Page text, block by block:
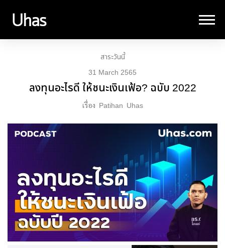
สาระวันนี้
31 March 2565
ลงทุนอะไรดี ให้ชนะเงินเฟ้อ? ฉบับ 2022
เรื่อง Patihan Uhas